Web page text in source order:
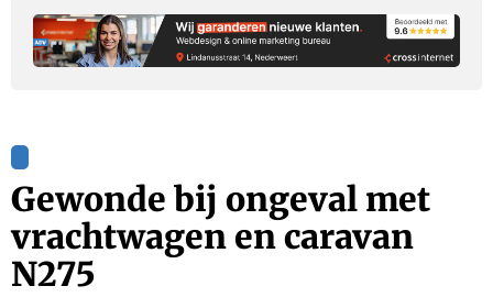
Gewonde bij ongeval met
vrachtwagen en caravan
N275